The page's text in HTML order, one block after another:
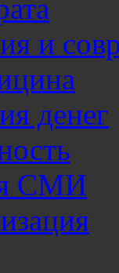
и
денег
СМИ